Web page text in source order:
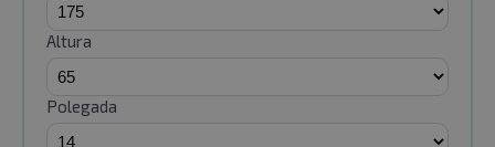
Altura
Polegada